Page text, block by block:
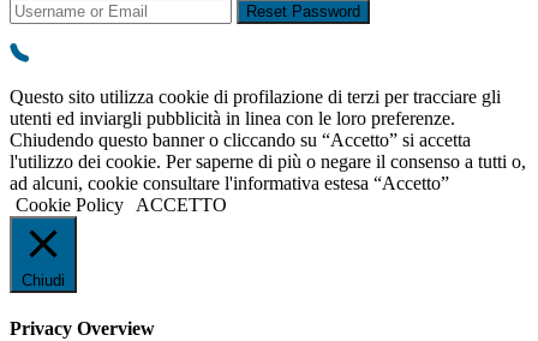
Reset Password
Questo sito utilizza cookie di profilazione di terzi per tracciare gli
utenti ed inviargli pubblicità in linea con le loro preferenze.
Chiudendo questo banner o cliccando su “Accetto” si accetta
l'utilizzo dei cookie. Per saperne di più o negare il consenso a tutti o,
ad alcuni, cookie consultare l'informativa estesa “Accetto”
Cookie Policy
ACCETTO
Chiudi
Privacy Overview